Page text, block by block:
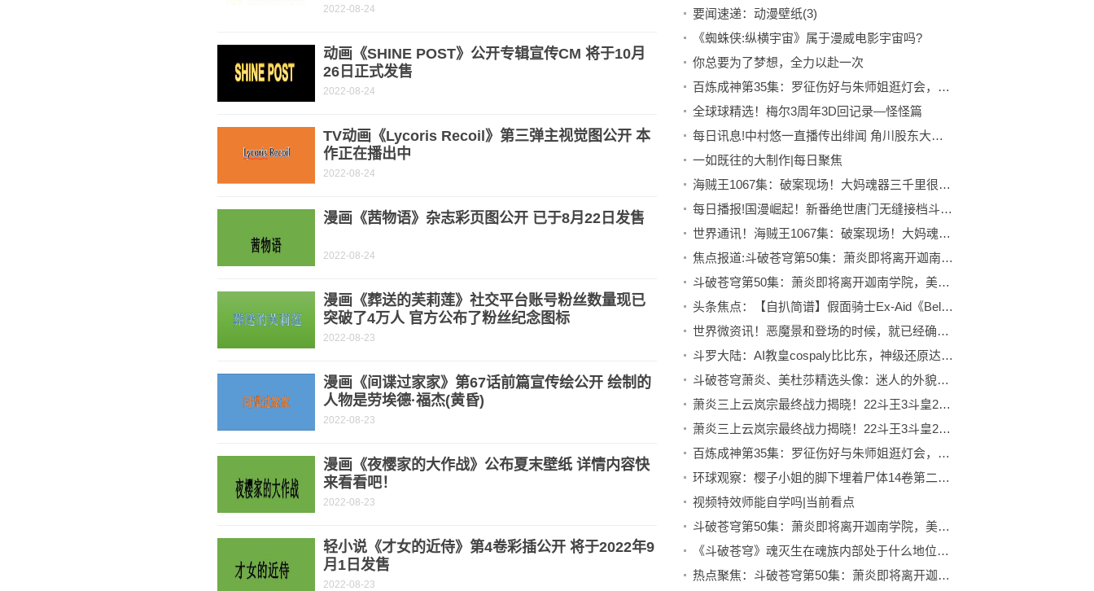
2022-08-24
动画《SHINE POST》公开专辑宣传CM 将于10月
26日正式发售
2022-08-24
TV动画《Lycoris Recoil》第三弹主视觉图公开 本
作正在播出中
2022-08-24
漫画《茜物语》杂志彩页图公开 已于8月22日发售
2022-08-24
漫画《葬送的芙莉莲》社交平台账号粉丝数量现已
突破了4万人 官方公布了粉丝纪念图标
2022-08-23
漫画《间谍过家家》第67话前篇宣传绘公开 绘制的
人物是劳埃德·福杰(黄昏)
2022-08-23
漫画《夜樱家的大作战》公布夏末壁纸 详情内容快
来看看吧！
2022-08-23
轻小说《才女的近侍》第4卷彩插公开 将于2022年9
月1日发售
2022-08-23
要闻速递：动漫壁纸(3)
《蜘蛛侠:纵横宇宙》属于漫威电影宇宙吗?
你总要为了梦想，全力以赴一次
百炼成神第35集：罗征伤好与朱师姐逛灯会，妖族半夜进攻白帝城 焦点资讯
全球球精选！梅尔3周年3D回记录—怪怪篇
每日讯息!中村悠一直播传出绯闻 角川股东大会舰娘被喷
一如既往的大制作|每日聚焦
海贼王1067集：破案现场！大妈魂器三千里很像修女，罗打穿岩浆洞
每日播报!国漫崛起！新番绝世唐门无缝接档斗罗大陆1！牛啊牛啊！
世界通讯！海贼王1067集：破案现场！大妈魂器三千里很像修女，罗打穿岩浆洞
焦点报道:斗破苍穹第50集：萧炎即将离开迦南学院，美杜莎女王回到加玛帝国
斗破苍穹第50集：萧炎即将离开迦南学院，美杜莎女王回到加玛帝国
头条焦点：【自扒简谱】假面骑士Ex-Aid《Believer》（外传三部曲Genm x Lazer外传ed）
世界微资讯！恶魔景和登场的时候，就已经确定武神之剑形态，果然伏笔早已埋下
斗罗大陆：AI教皇cospaly比比东，神级还原达到，千寻疾的快乐
斗破苍穹萧炎、美杜莎精选头像：迷人的外貌和强大的战斗能力
萧炎三上云岚宗最终战力揭晓！22斗王3斗皇2斗宗，动画组强加战力
萧炎三上云岚宗最终战力揭晓！22斗王3斗皇2斗宗，动画组强加战力
百炼成神第35集：罗征伤好与朱师姐逛灯会，妖族半夜进攻白帝城
环球观察：樱子小姐的脚下埋着尸体14卷第二章： 夜啼神猫头鹰为恶梦而歌11
视频特效师能自学吗|当前看点
斗破苍穹第50集：萧炎即将离开迦南学院，美杜莎女王回到加玛帝国_观天下
《斗破苍穹》魂灭生在魂族内部处于什么地位?魂族的守护者和领袖
热点聚焦：斗破苍穹第50集：萧炎即将离开迦南学院，美杜莎女王回到加玛帝国